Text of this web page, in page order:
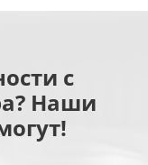
с
Наши